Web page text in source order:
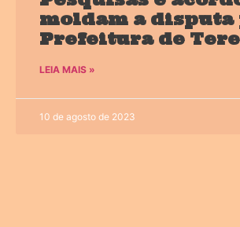
moldam a disputa
Prefeitura de
LEIA MAIS »
10 de agosto de 2023